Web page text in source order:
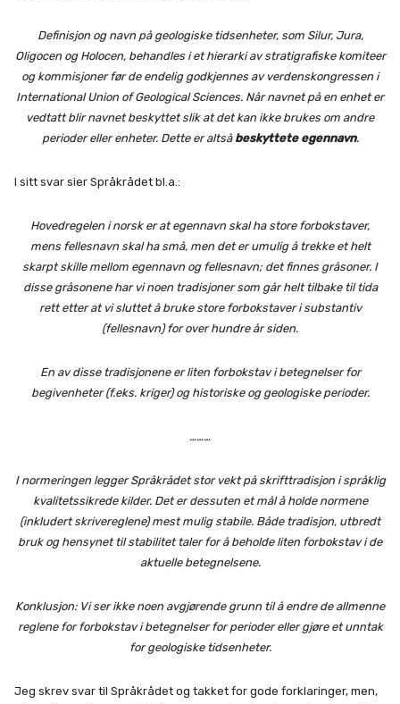
Definisjon og navn på geologiske tidsenheter, som Silur, Jura,
Oligocen og Holocen, behandles i et hierarki av stratigrafiske komiteer
og kommisjoner før de endelig godkjennes av verdenskongressen i
International Union of Geological Sciences. Når navnet på en enhet er
vedtatt blir navnet beskyttet slik at det kan ikke brukes om andre
perioder eller enheter. Dette er altså beskyttete egennavn.
I sitt svar sier Språkrådet bl.a.:
Hovedregelen i norsk er at egennavn skal ha store forbokstaver,
mens fellesnavn skal ha små, men det er umulig å trekke et helt
skarpt skille mellom egennavn og fellesnavn; det finnes gråsoner. I
disse gråsonene har vi noen tradisjoner som går helt tilbake til tida
rett etter at vi sluttet å bruke store forbokstaver i substantiv
(fellesnavn) for over hundre år siden.
En av disse tradisjonene er liten forbokstav i betegnelser for
begivenheter (f.eks. kriger) og historiske og geologiske perioder.
………
I normeringen legger Språkrådet stor vekt på skrifttradisjon i språklig
kvalitetssikrede kilder. Det er dessuten et mål å holde normene
(inkludert skrivereglene) mest mulig stabile. Både tradisjon, utbredt
bruk og hensynet til stabilitet taler for å beholde liten forbokstav i de
aktuelle betegnelsene.
Konklusjon: Vi ser ikke noen avgjørende grunn til å endre de allmenne
reglene for forbokstav i betegnelser for perioder eller gjøre et unntak
for geologiske tidsenheter.
Jeg skrev svar til Språkrådet og takket for gode forklaringer, men,